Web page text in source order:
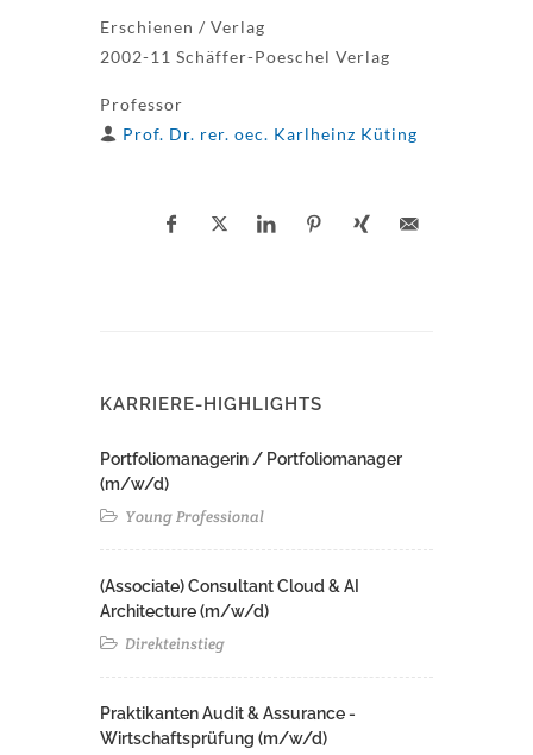
Erschienen / Verlag
2002-11 Schäffer-Poeschel Verlag
Professor
Prof. Dr. rer. oec. Karlheinz Küting
KARRIERE-HIGHLIGHTS
Portfoliomanagerin / Portfoliomanager
(m/w/d)
Young Professional
(Associate) Consultant Cloud & AI
Architecture (m/w/d)​ ​
Direkteinstieg
Praktikanten Audit & Assurance -
Wirtschaftsprüfung (m/w/d)